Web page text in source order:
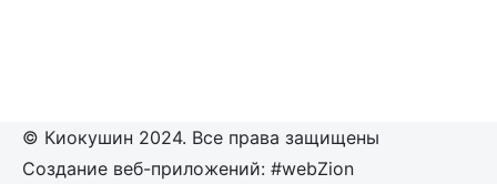
© Киокушин 2024. Все права защищены
Создание веб-приложений: #webZion